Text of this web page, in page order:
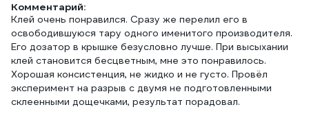
Комментарий:
Клей очень понравился. Сразу же перелил его в
освободившуюся тару одного именитого производителя.
Его дозатор в крышке безусловно лучше. При высыхании
клей становится бесцветным, мне это понравилось.
Хорошая консистенция, не жидко и не густо. Провёл
эксперимент на разрыв с двумя не подготовленными
склеенными дощечками, результат порадовал.